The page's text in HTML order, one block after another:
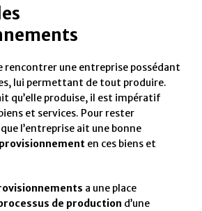
rencontrer une entreprise possédant
lui permettant de tout produire.
qu’elle produise, il est impératif
et services. Pour rester
l’entreprise ait une bonne
en ces biens et
a une place
de production d’une